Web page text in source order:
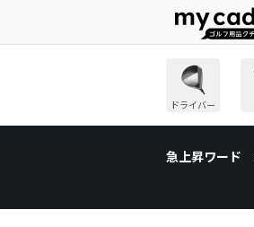
ドライバー
急上昇ワード